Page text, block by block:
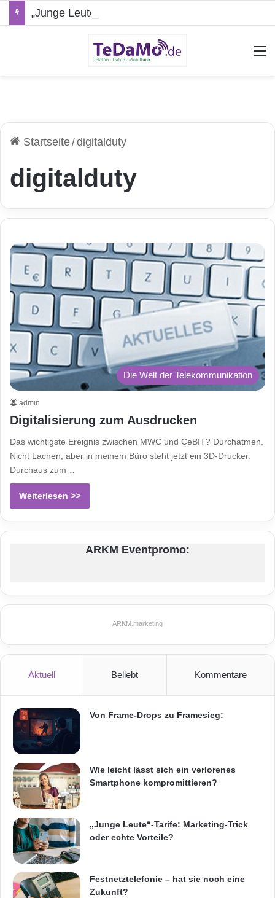
Startseite/digitalduty
digitalduty
Die Welt der Telekommunikation
admin
Digitalisierung zum Ausdrucken
Das wichtigste Ereignis zwischen MWC und CeBIT? Durchatmen.
Nicht Lachen, aber in meinem Büro steht jetzt ein 3D-Drucker.
Durchaus zum…
Weiterlesen >>
ARKM Eventpromo:
ARKM.marketing
Aktuell Beliebt Kommentare
Von Frame-Drops zu Framesieg:
Wie leicht lässt sich ein verlorenes
Smartphone kompromittieren?
„Junge Leute“-Tarife: Marketing-Trick
oder echte Vorteile?
Festnetztelefonie – hat sie noch eine
Zukunft?